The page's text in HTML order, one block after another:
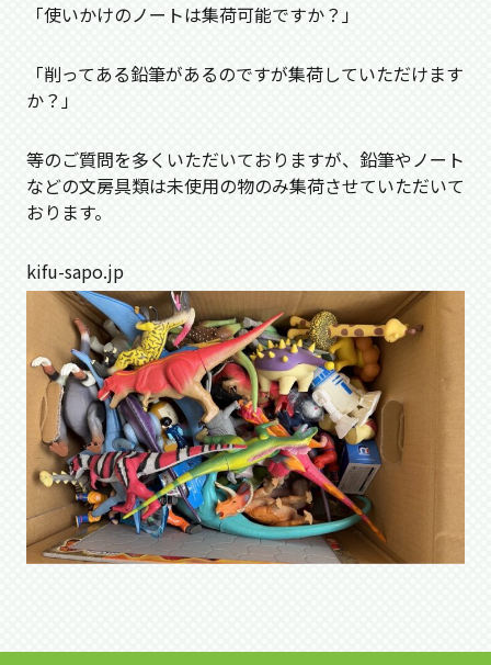
「使いかけのノートは集荷可能ですか？」
「削ってある鉛筆があるのですが集荷していただけます
か？」
等のご質問を多くいただいておりますが、鉛筆やノート
などの文房具類は未使用の物のみ集荷させていただいて
おります。
kifu-sapo.jp